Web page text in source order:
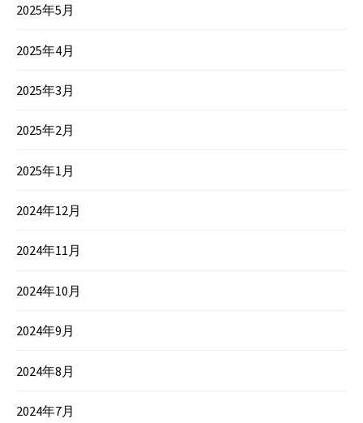
2025年5月
2025年4月
2025年3月
2025年2月
2025年1月
2024年12月
2024年11月
2024年10月
2024年9月
2024年8月
2024年7月